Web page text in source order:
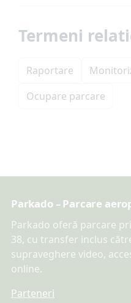
Termeni
Raportare
Ocupare parcare
Parkado – Parcare
Parkado oferă parcare
38, cu transfer inclus
supraveghere video,
online.
Parteneri